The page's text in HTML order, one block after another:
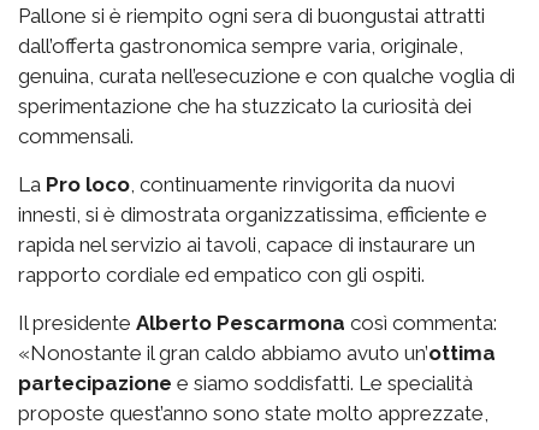
Pallone si è riempito ogni sera di buongustai attratti
dall’offerta gastronomica sempre varia, originale,
genuina, curata nell’esecuzione e con qualche voglia di
sperimentazione che ha stuzzicato la curiosità dei
commensali.
La Pro loco, continuamente rinvigorita da nuovi
innesti, si è dimostrata organizzatissima, efficiente e
rapida nel servizio ai tavoli, capace di instaurare un
rapporto cordiale ed empatico con gli ospiti.
Il presidente Alberto Pescarmona così commenta:
«Nonostante il gran caldo abbiamo avuto un’ottima
partecipazione e siamo soddisfatti. Le specialità
proposte quest’anno sono state molto apprezzate,